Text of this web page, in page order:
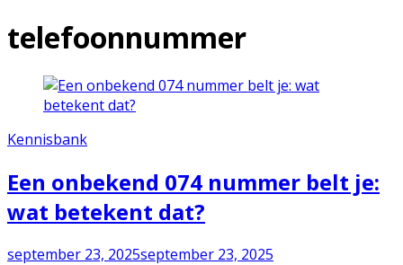
telefoonnummer
Kennisbank
Een onbekend 074 nummer belt je:
wat betekent dat?
september 23, 2025september 23, 2025